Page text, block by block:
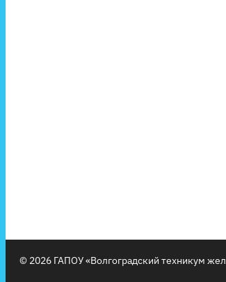
© 2026 ГАПОУ «Волгоградский техникум